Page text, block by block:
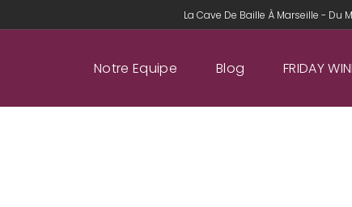
La Cave De Baille À Marseille - Du
Notre Equipe Blog FRIDAY